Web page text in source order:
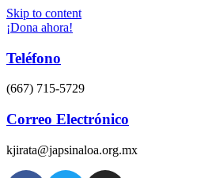
Skip to content
¡Dona ahora!
Teléfono
(667) 715-5729
Correo Electrónico
kjirata@japsinaloa.org.mx